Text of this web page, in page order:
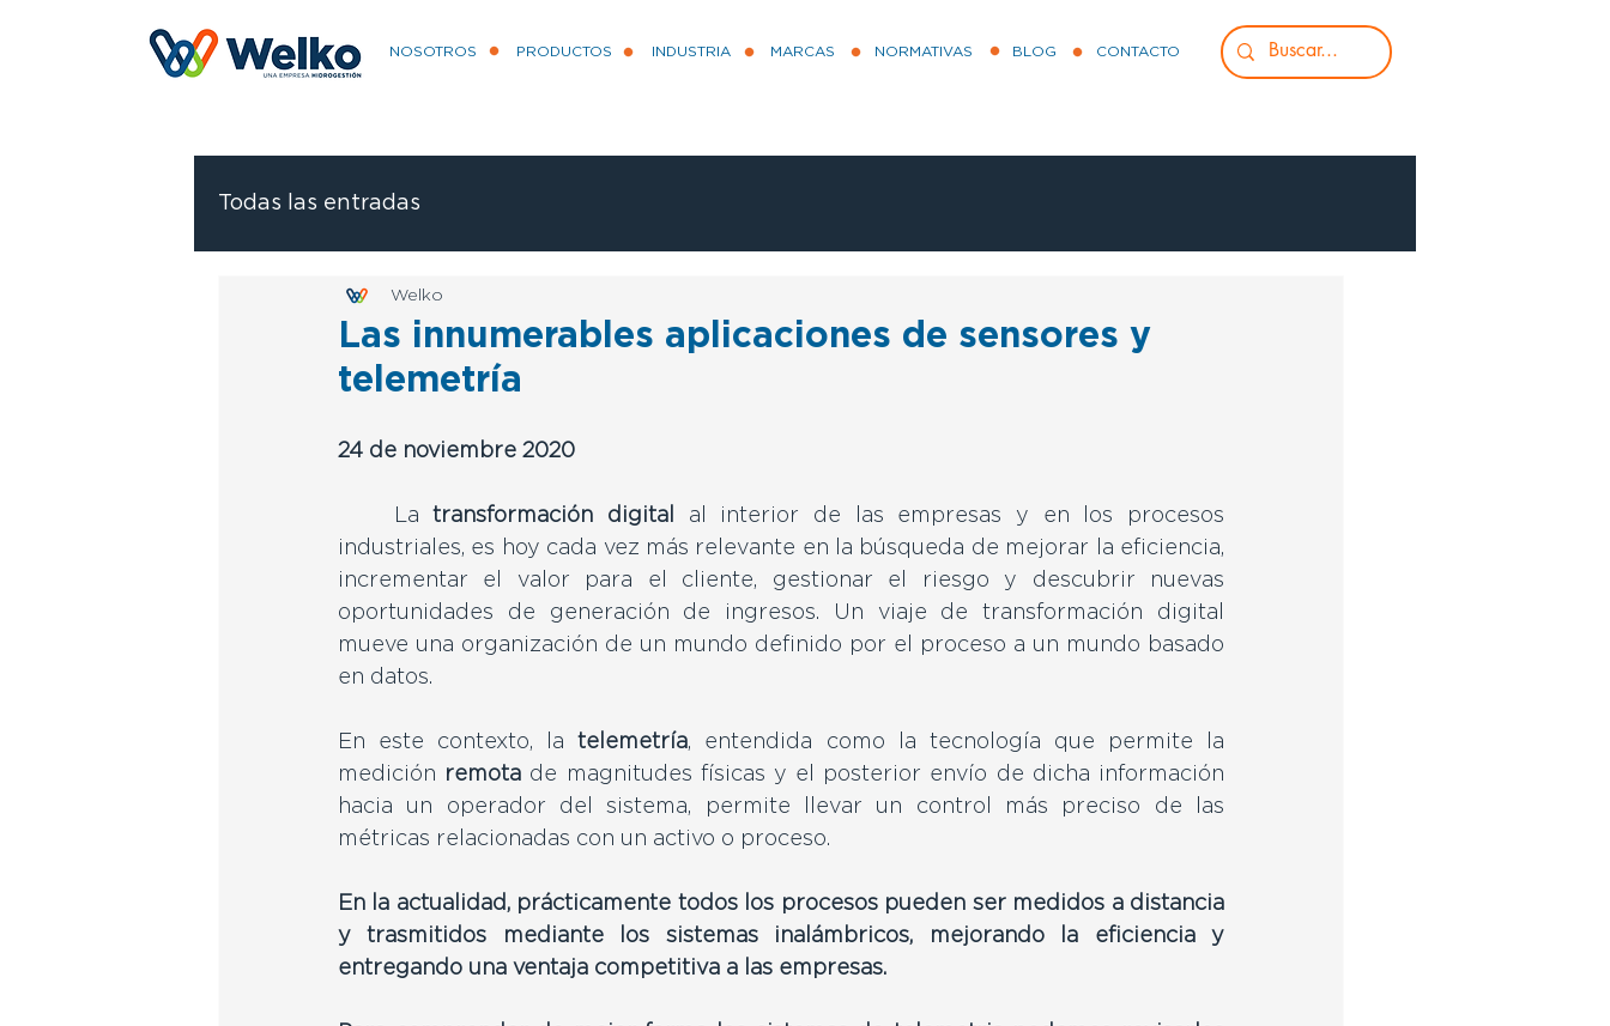
NOSOTROS PRODUCTOS INDUSTRIA MARCAS NORMATIVAS BLOG CONTACTO
Todas las entradas
Las innumerables aplicaciones de sensores y
telemetría
Welko
24 de noviembre 2020
	La
transformación digital
al interior de las empresas y en los procesos
industriales, es hoy cada vez más relevante en la búsqueda de mejorar la eficiencia,
incrementar el valor para el cliente, gestionar el riesgo y descubrir nuevas
oportunidades de generación de ingresos. Un viaje de transformación digital
mueve una organización de un mundo definido por el proceso a un mundo basado
en datos.
En este contexto, la telemetría, entendida como la tecnología que permite la
medición remota de magnitudes físicas y el posterior envío de dicha información
hacia un operador del sistema, permite llevar un control más preciso de las
métricas relacionadas con un activo o proceso.
En la actualidad, prácticamente todos los procesos pueden ser medidos a distancia
y trasmitidos mediante los sistemas inalámbricos, mejorando la eficiencia y
entregando una ventaja competitiva a las empresas.